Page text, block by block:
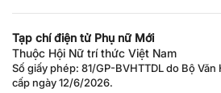
Tạp chí điện tử Phụ nữ Mới
Thuộc Hội Nữ trí thức Việt Nam
Số giấy phép: 81/GP-BVHTTDL do Bộ Văn
cấp ngày 12/6/2026.